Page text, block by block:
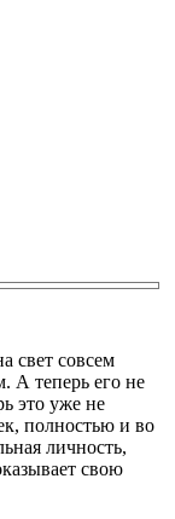
свет совсем
А теперь его не
это уже не
полностью и во
личность,
свою